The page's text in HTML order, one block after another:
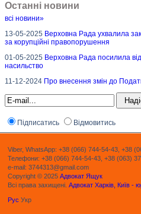
Останні новини
всі новини»
13-05-2025 Верховна Рада ухвалила
за корупційні правопорушення
01-05-2025 Верховна Рада посилила
насильство
11-12-2024 Про внесення змін до
Підписатись Відмовитись
Viber, WhatsApp: +38 (066) 744-54-43, +38
Телефони: +38 (066) 744-54-43, +38 (063)
e-mail: 3744313@gmail.com
Copyright © 2025 Адвокат Ящук
Всі права захищені. Адвокат Харків, Київ -
Рус Укр